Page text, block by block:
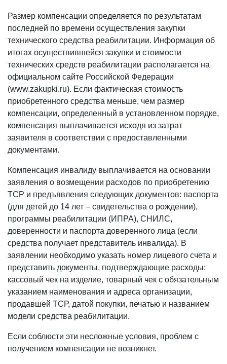
Размер компенсации определяется по результатам
последней по времени осуществления закупки
технического средства реабилитации. Информация об
итогах осуществившейся закупки и стоимости
технических средств реабилитации располагается на
официальном сайте Российской Федерации
(www.zakupki.ru). Если фактическая стоимость
приобретенного средства меньше, чем размер
компенсации, определенный в установленном порядке,
компенсация выплачивается исходя из затрат
заявителя в соответствии с предоставленными
документами.
Компенсация инвалиду выплачивается на основании
заявления о возмещении расходов по приобретению
ТСР и предъявления следующих документов: паспорта
(для детей до 14 лет – свидетельства о рождении),
программы реабилитации (ИПРА), СНИЛС,
доверенности и паспорта доверенного лица (если
средства получает представитель инвалида). В
заявлении необходимо указать номер лицевого счета и
представить документы, подтверждающие расходы:
кассовый чек на изделие, товарный чек с обязательным
указанием наименования и адреса организации,
продавшей ТСР, датой покупки, печатью и названием
модели средства реабилитации.
Если соблюсти эти несложные условия, проблем с
получением компенсации не возникнет.